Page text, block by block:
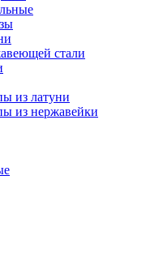
стали
из латуни
из нержавейки